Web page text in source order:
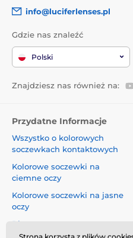
info@luciferlenses.pl
Gdzie nas znaleźć
Polski
Znajdziesz nas również na:
Przydatne Informacje
Wszystko o kolorowych
soczewkach kontaktowych
Kolorowe soczewki na
ciemne oczy
Kolorowe soczewki na jasne
oczy
Blog